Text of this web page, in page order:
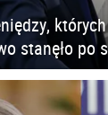
stanęło po